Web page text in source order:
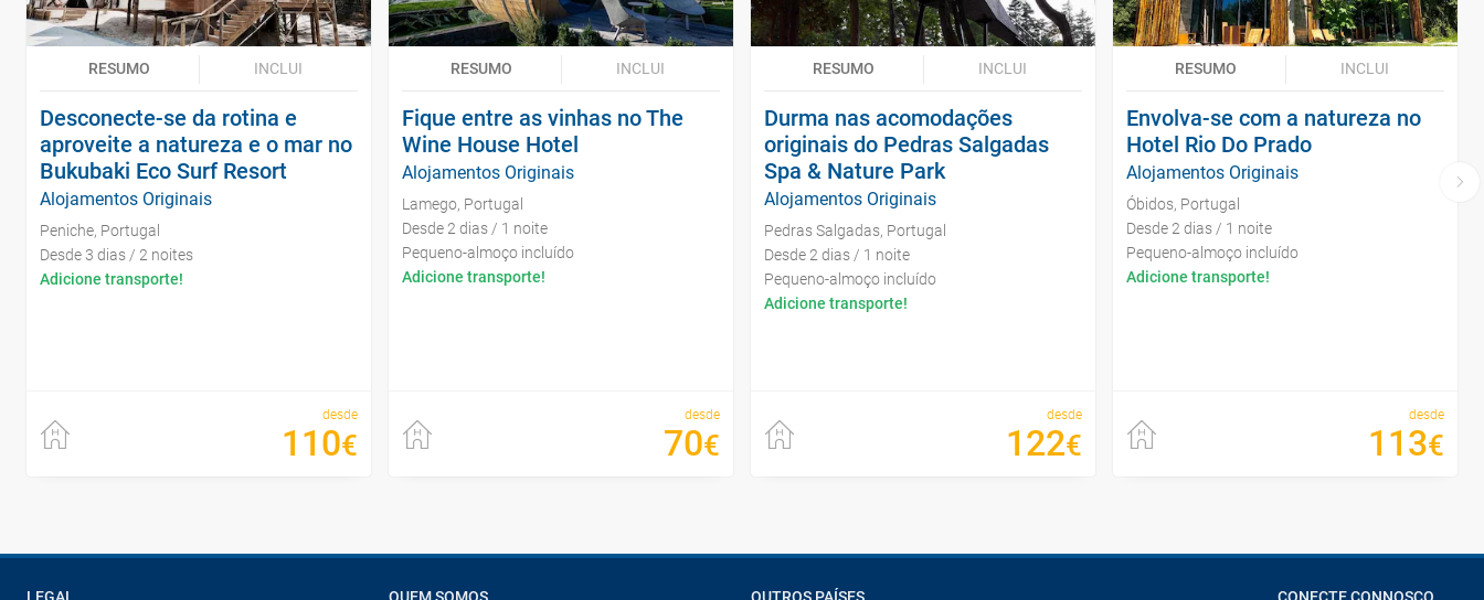
RESUMO INCLUI
Desconecte-se da rotina e
aproveite a natureza e o mar no
Bukubaki Eco Surf Resort
Alojamentos Originais
Peniche, Portugal
Desde 3 dias / 2 noites
Adicione transporte!
desde
110€
RESUMO INCLUI
Fique entre as vinhas no The
Wine House Hotel
Alojamentos Originais
Lamego, Portugal
Desde 2 dias / 1 noite
Pequeno-almoço incluído
Adicione transporte!
desde
70€
RESUMO INCLUI
Durma nas acomodações
originais do Pedras Salgadas
Spa & Nature Park
Alojamentos Originais
Pedras Salgadas, Portugal
Desde 2 dias / 1 noite
Pequeno-almoço incluído
Adicione transporte!
desde
122€
RESUMO INCLUI
Envolva-se com a natureza no
Hotel Rio Do Prado
Alojamentos Originais
Óbidos, Portugal
Desde 2 dias / 1 noite
Pequeno-almoço incluído
Adicione transporte!
desde
113€